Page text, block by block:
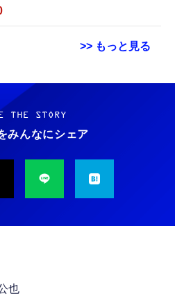
／USB-C／1080p顔認証カメラ
>> もっと見る
ヤホン タイプC【2026新モデル
線イヤホン マイク付き HiFi音質
重低音 遅延なし
ホンイヤホン 寝ホン type-c 有線
ホン 【音質強化バージョン
イレゾ音質】 内蔵DAC 遅延な
/96KHz 音量調節対応
ニケーションロボット BAKETAN
ばけたん ワラシ 改 KAI
ット（コミュニケーションロボッ
THE STORY
みんなにシェア
也